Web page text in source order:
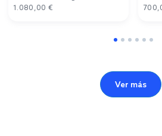
1.080,00 €
Ver más